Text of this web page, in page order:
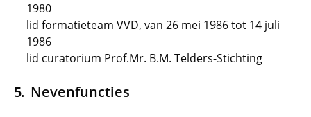
1980
lid formatieteam VVD, van 26 mei 1986 tot 14 juli
1986
lid curatorium Prof.Mr. B.M. Telders-Stichting
Nevenfuncties